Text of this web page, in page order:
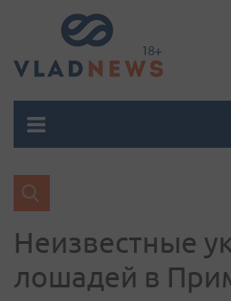
Неизвестные
лошадей в